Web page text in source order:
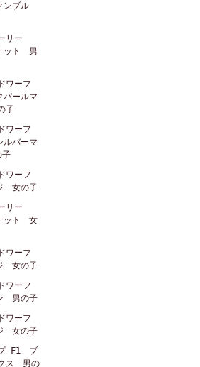
ブル
リー
ット 男
ワーフ
ールマ
子
ワーフ
バーマ
子
ワーフ
女の子
リー
ット 女
ワーフ
女の子
ワーフ
男の子
ワーフ
女の子
プ F1 ブ
ス 男の